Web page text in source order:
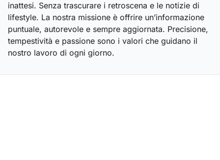
inattesi. Senza trascurare i retroscena e le notizie di
lifestyle. La nostra missione è offrire un’informazione
puntuale, autorevole e sempre aggiornata. Precisione,
tempestività e passione sono i valori che guidano il
nostro lavoro di ogni giorno.